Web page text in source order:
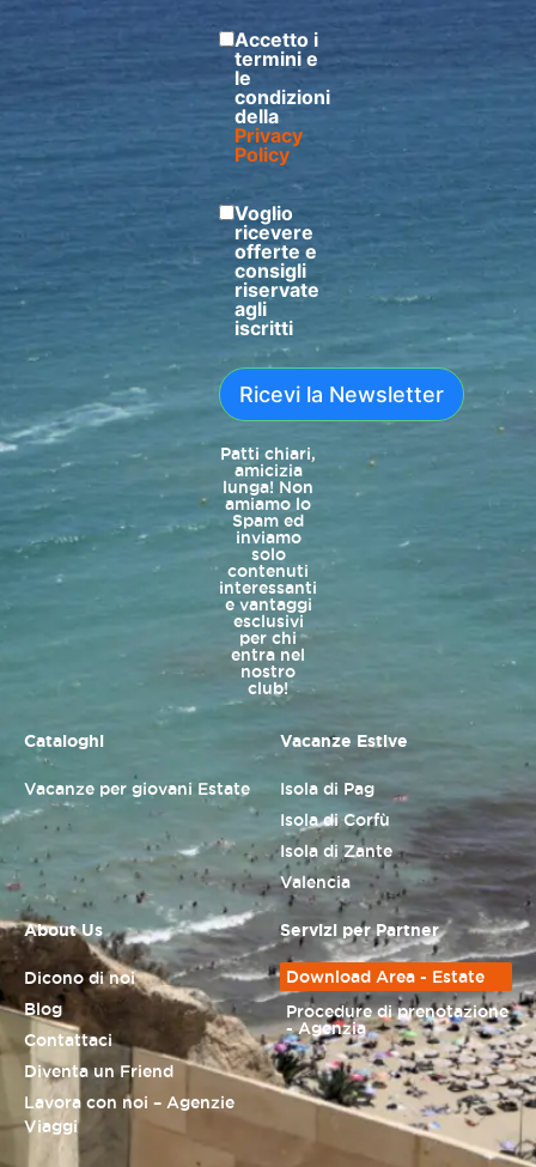
Accetto i
termini e
le
condizioni
della
Privacy
Policy
Voglio
ricevere
offerte e
consigli
riservate
agli
iscritti
Ricevi la Newsletter
Patti chiari,
amicizia
lunga! Non
amiamo lo
Spam ed
inviamo
solo
contenuti
interessanti
e vantaggi
esclusivi
per chi
entra nel
nostro
club!
Cataloghi
Vacanze per giovani Estate
Vacanze Estive
Isola di Pag
Isola di Corfù
Isola di Zante
Valencia
About Us
Dicono di noi
Blog
Contattaci
Diventa un Friend
Lavora con noi – Agenzie
Viaggi
Servizi per Partner
Download Area - Estate
Procedure di prenotazione
- Agenzia